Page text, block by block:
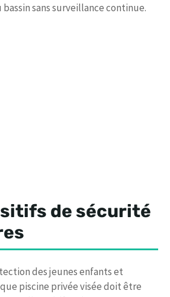
sans surveillance continue.
de sécurité
des jeunes enfants et
piscine privée visée doit être